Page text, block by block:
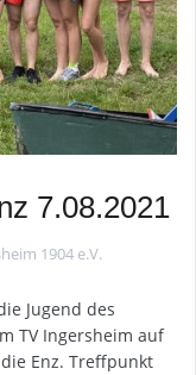
7.08.2021
1904 e.V.
Jugend des
TV Ingersheim auf
Enz. Treffpunkt